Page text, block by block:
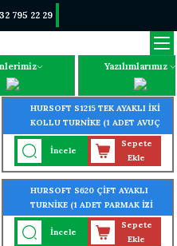
795 22 29
Yazılımlarımız
HURSOFT S1215 TEK AYAKLI İKİ
KOLLU TURNİKE (1 ADET AVUÇ
İÇİ - PARMAK İZİ OKUYUCU
TURNİKEYE MONTELİ)
İncele
Sepete
Ekle
HURSOFT S620 ÇİFT AYAKLI
TURNİKE (1 ADET PARMAK İZİ
OKUYUCU TURNİKEYE
MONTELİ)
İncele
Sepete
Ekle